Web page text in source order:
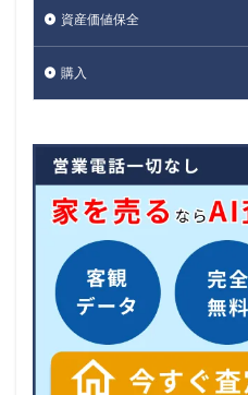
資産価値保全
購入